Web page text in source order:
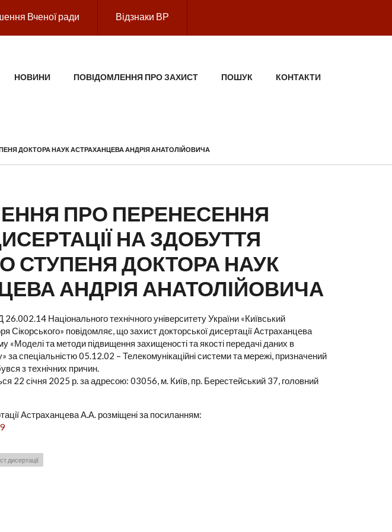
Вченої ради Відзнаки ВР
НОВИНИ ПОВІДОМЛЕННЯ ПРО ЗАХИСТ ПОШУК КОНТАКТИ
ДОКТОРА НАУК АСТРАХАНЦЕВА АНДРІЯ АНАТОЛІЙОВИЧА
ПРО ПЕРЕНЕСЕННЯ
НА ЗДОБУТТЯ
СТУПЕНЯ ДОКТОРА НАУК
АНДРІЯ АНАТОЛІЙОВИЧА
Національного технічного університету України «Київський
Сікорського» повідомляє, що захист докторської дисертації Астраханцева
«Моделі та методи підвищення захищеності та якості передачі даних в
за спеціальністю 05.12.02 – Телекомунікаційні системи та мережі, призначений
з технічних причин.
22 січня 2025 р. за адресою: 03056, м. Київ, пр. Берестейський 37, головний
Астраханцева А.А. розміщені за посиланням:
дисертації